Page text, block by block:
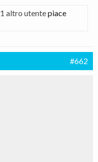
1 altro utentepiace
#662